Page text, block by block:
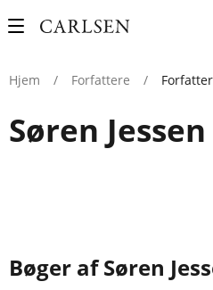
Main
Hjem
/ Forfattere / Forfatter
Søren Jessen
Bøger af Søren